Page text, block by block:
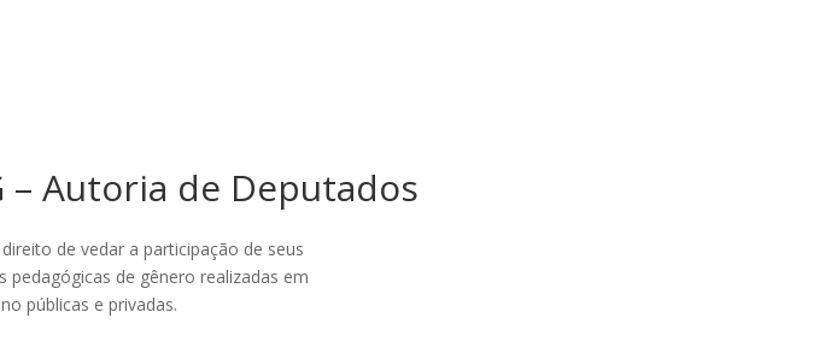
– Autoria de Deputados
de vedar a participação de seus
de gênero realizadas em
públicas e privadas.